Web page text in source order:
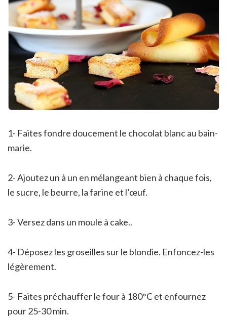
1- Faites fondre doucement le chocolat blanc au bain-
marie.
2- Ajoutez un à un en mélangeant bien à chaque fois,
le sucre, le beurre, la farine et l’œuf.
3- Versez dans un moule à cake..
4- Déposez les groseilles sur le blondie. Enfoncez-les
légèrement.
5- Faites préchauffer le four à 180°C et enfournez
pour 25-30 min.